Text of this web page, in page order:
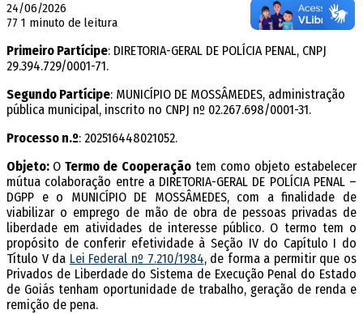
24/06/2026
77 1 minuto de leitura
Primeiro Partícipe: DIRETORIA-GERAL DE POLÍCIA PENAL, CNPJ
29.394.729/0001-71.
Segundo Partícipe: MUNICÍPIO DE MOSSÂMEDES, administração
pública municipal, inscrito no CNPJ nº 02.267.698/0001-31.
Processo n.º: 202516448021052.
Objeto: OTermo de Cooperaçãotem como objeto estabelecer
mútua colaboração entre a DIRETORIA-GERAL DE POLÍCIA PENAL –
DGPP e o MUNICÍPIO DE MOSSÂMEDES, com a finalidade de
viabilizar o emprego de mão de obra de pessoas privadas de
liberdade em atividades de interesse público. O termo tem o
propósito de conferir efetividade à Seção IV do Capítulo I do
Título V da​​ Lei Federal nº 7.210/1984, de forma a permitir que os
Privados de Liberdade do Sistema de Execução Penal do Estado
de Goiás tenham oportunidade de trabalho, geração de renda e
remição de pena.